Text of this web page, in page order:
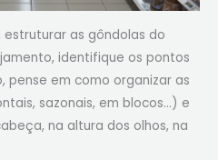
as gôndolas do
identifique os pontos
pense em como organizar as
sazonais, em blocos…) e
na altura dos olhos, na